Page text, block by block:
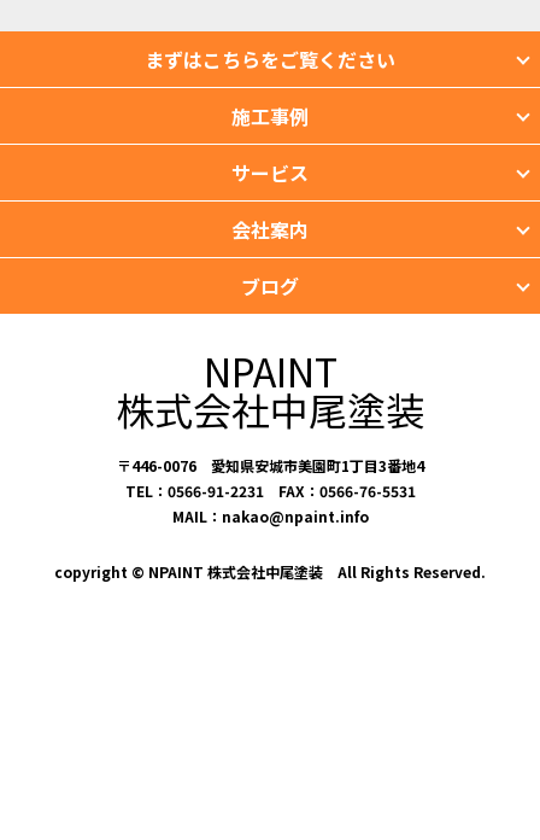
まずはこちらをご覧ください
施工事例
サービス
会社案内
ブログ
NPAINT
株式会社中尾塗装
〒446-0076 愛知県安城市美園町1丁目3番地4
TEL：0566-91-2231 FAX：0566-76-5531
MAIL：nakao@npaint.info
copyright © NPAINT 株式会社中尾塗装 All Rights Reserved.